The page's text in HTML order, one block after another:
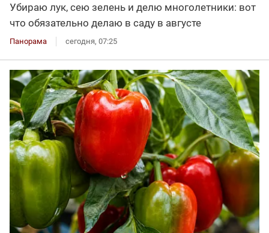
Убираю лук, сею зелень и делю многолетники: вот
что обязательно делаю в саду в августе
Панорама сегодня, 07:25